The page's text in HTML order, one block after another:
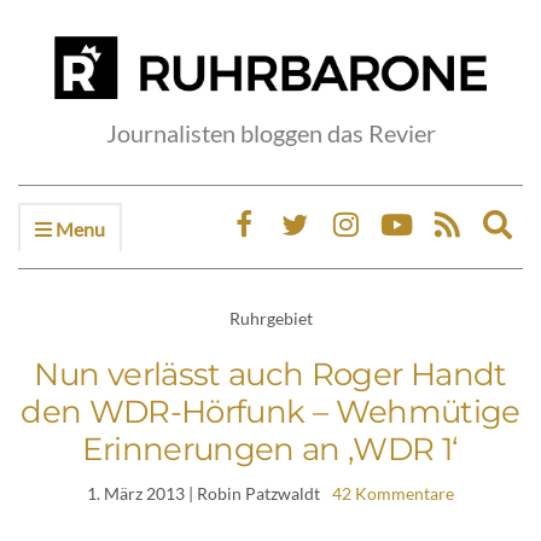
Journalisten bloggen das Revier
Menu
Ruhrgebiet
Nun verlässt auch Roger Handt
den WDR-Hörfunk – Wehmütige
Erinnerungen an ‚WDR 1‘
1. März 2013 | Robin Patzwaldt 42 Kommentare